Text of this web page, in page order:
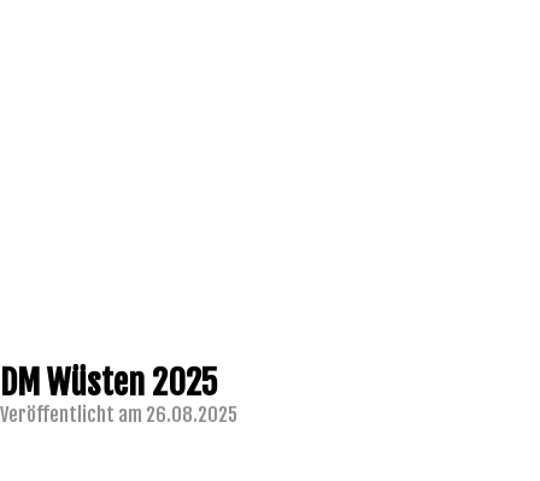
DM Wüsten 2025
Veröffentlicht am 26.08.2025